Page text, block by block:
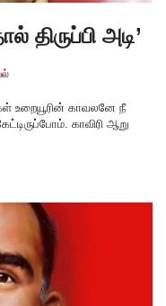
திருப்பி அடி’
உறையூரின் காவலனே நீ
காவிரி ஆறு